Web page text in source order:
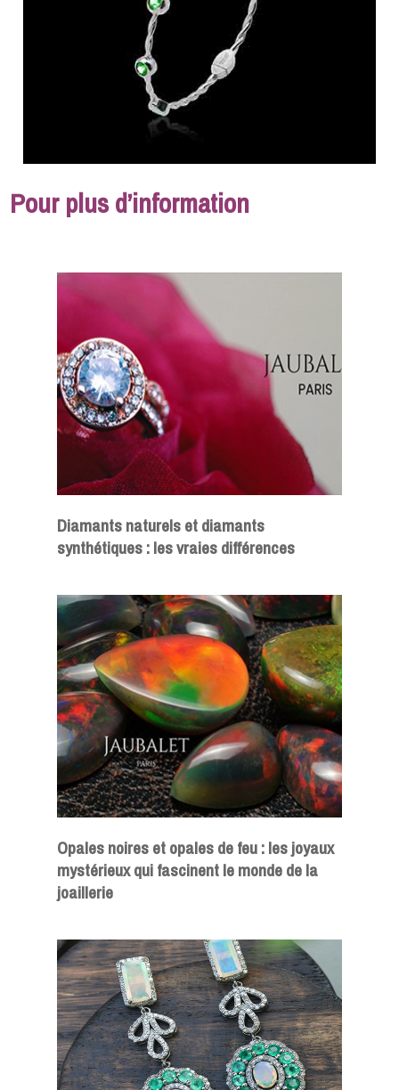
Pour plus d’information
Diamants naturels et diamants
synthétiques : les vraies différences
Opales noires et opales de feu : les joyaux
mystérieux qui fascinent le monde de la
joaillerie